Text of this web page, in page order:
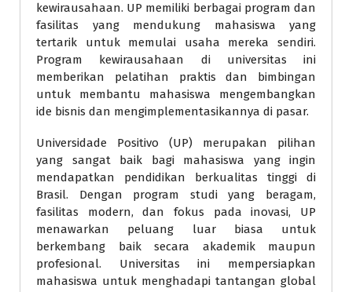
kewirausahaan. UP memiliki berbagai program dan
fasilitas yang mendukung mahasiswa yang
tertarik untuk memulai usaha mereka sendiri.
Program kewirausahaan di universitas ini
memberikan pelatihan praktis dan bimbingan
untuk membantu mahasiswa mengembangkan
ide bisnis dan mengimplementasikannya di pasar.
Universidade Positivo (UP) merupakan pilihan
yang sangat baik bagi mahasiswa yang ingin
mendapatkan pendidikan berkualitas tinggi di
Brasil. Dengan program studi yang beragam,
fasilitas modern, dan fokus pada inovasi, UP
menawarkan peluang luar biasa untuk
berkembang baik secara akademik maupun
profesional. Universitas ini mempersiapkan
mahasiswa untuk menghadapi tantangan global